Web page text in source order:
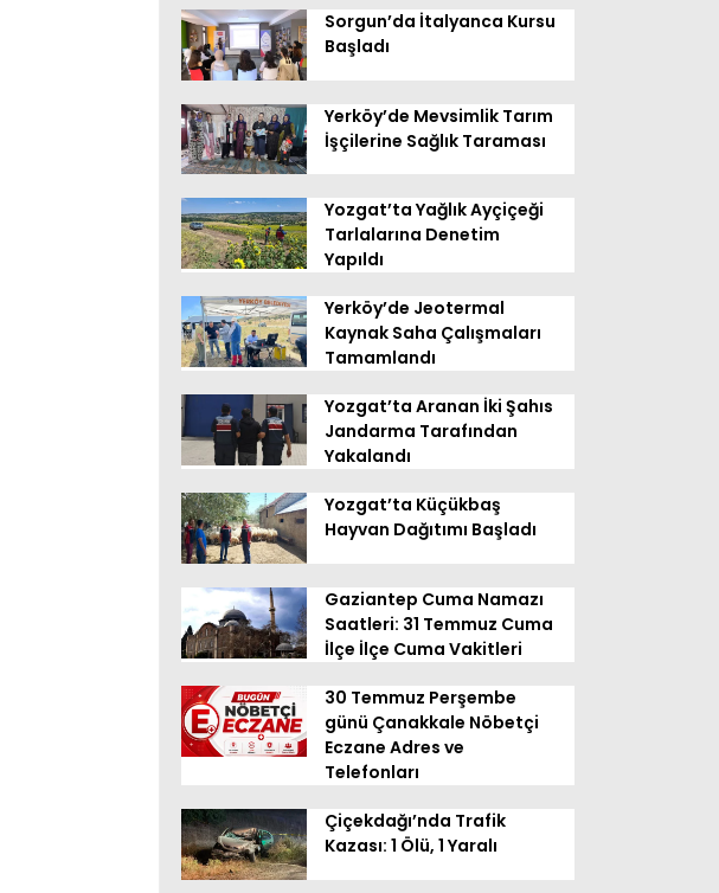
Sorgun’da İtalyanca Kursu
Başladı
Yerköy’de Mevsimlik Tarım
İşçilerine Sağlık Taraması
Yozgat’ta Yağlık Ayçiçeği
Tarlalarına Denetim
Yapıldı
Yerköy’de Jeotermal
Kaynak Saha Çalışmaları
Tamamlandı
Yozgat’ta Aranan İki Şahıs
Jandarma Tarafından
Yakalandı
Yozgat’ta Küçükbaş
Hayvan Dağıtımı Başladı
Gaziantep Cuma Namazı
Saatleri: 31 Temmuz Cuma
İlçe İlçe Cuma Vakitleri
30 Temmuz Perşembe
günü Çanakkale Nöbetçi
Eczane Adres ve
Telefonları
Çiçekdağı’nda Trafik
Kazası: 1 Ölü, 1 Yaralı